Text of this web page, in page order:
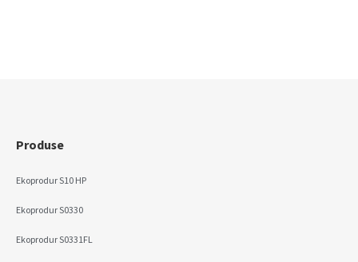
Produse
Ekoprodur S10 HP
Ekoprodur S0330
Ekoprodur S0331FL